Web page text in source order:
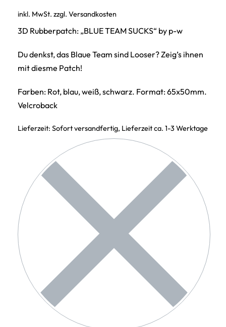
inkl. MwSt. zzgl. Versandkosten
3D Rubberpatch: „BLUE TEAM SUCKS“ by p-w
Du denkst, das Blaue Team sind Looser? Zeig’s ihnen
mit diesme Patch!
Farben: Rot, blau, weiß, schwarz. Format: 65x50mm.
Velcroback
Lieferzeit: Sofort versandfertig, Lieferzeit ca. 1-3 Werktage